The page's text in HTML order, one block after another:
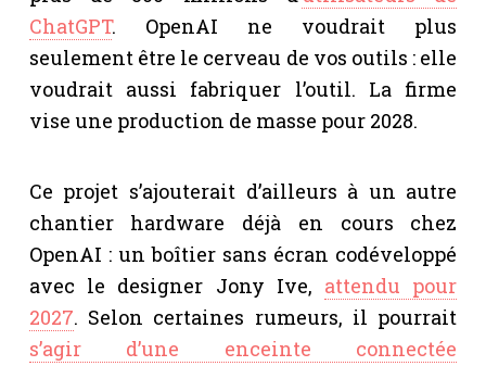
ChatGPT. OpenAI ne voudrait plus
seulement être le cerveau de vos outils : elle
voudrait aussi fabriquer l’outil. La firme
vise une production de masse pour 2028.
Ce projet s’ajouterait d’ailleurs à un autre
chantier hardware déjà en cours chez
OpenAI : un boîtier sans écran codéveloppé
avec le designer Jony Ive, attendu pour
2027. Selon certaines rumeurs, il pourrait
s’agir d’une enceinte connectée